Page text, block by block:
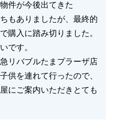
件が今後出てきた
もありましたが、最終的
購入に踏み切りました。
です。
リバブルたまプラーザ店
供を連れて行ったので、
にご案内いただきとても